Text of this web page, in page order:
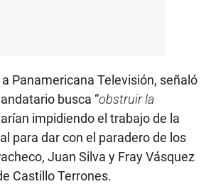
Panamericana Televisión, señaló
busca “obstruir la
impidiendo el trabajo de la
para dar con el paradero de los
Juan Silva y Fray Vásquez
Castillo Terrones.